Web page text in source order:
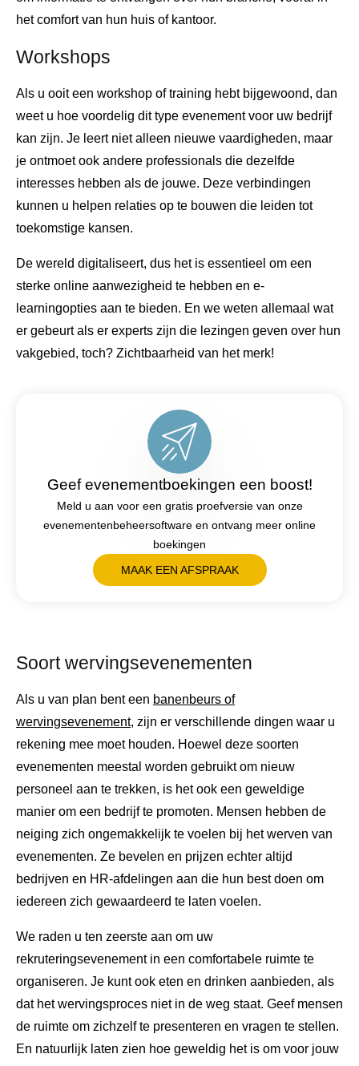
het comfort van hun huis of kantoor.
Workshops
Als u ooit een workshop of training hebt bijgewoond, dan
weet u hoe voordelig dit type evenement voor uw bedrijf
kan zijn. Je leert niet alleen nieuwe vaardigheden, maar
je ontmoet ook andere professionals die dezelfde
interesses hebben als de jouwe. Deze verbindingen
kunnen u helpen relaties op te bouwen die leiden tot
toekomstige kansen.
De wereld digitaliseert, dus het is essentieel om een ​​
sterke online aanwezigheid te hebben en e-
learningopties aan te bieden. En we weten allemaal wat
er gebeurt als er experts zijn die lezingen geven over hun
vakgebied, toch? Zichtbaarheid van het merk!
Geef evenementboekingen een boost!
Meld u aan voor een gratis proefversie van onze
evenementenbeheersoftware en ontvang meer online
boekingen
MAAK EEN AFSPRAAK
Soort wervingsevenementen
Als u van plan bent een banenbeurs of
wervingsevenement, zijn er verschillende dingen waar u
rekening mee moet houden. Hoewel deze soorten
evenementen meestal worden gebruikt om nieuw
personeel aan te trekken, is het ook een geweldige
manier om een ​​bedrijf te promoten. Mensen hebben de
neiging zich ongemakkelijk te voelen bij het werven van
evenementen. Ze bevelen en prijzen echter altijd
bedrijven en HR-afdelingen aan die hun best doen om
iedereen zich gewaardeerd te laten voelen.
We raden u ten zeerste aan om uw
rekruteringsevenement in een comfortabele ruimte te
organiseren. Je kunt ook eten en drinken aanbieden, als
dat het wervingsproces niet in de weg staat. Geef mensen
de ruimte om zichzelf te presenteren en vragen te stellen.
En natuurlijk laten zien hoe geweldig het is om voor jouw